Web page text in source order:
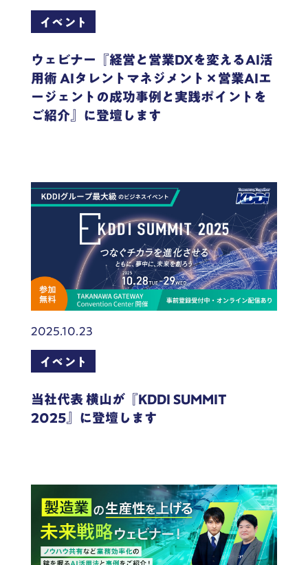
イベント
ウェビナー『経営と営業DXを変えるAI活
用術 AIタレントマネジメント×営業AIエ
ージェントの成功事例と実践ポイントを
ご紹介』に登壇します
2025.10.23
イベント
当社代表 横山が『KDDI SUMMIT
2025』に登壇します